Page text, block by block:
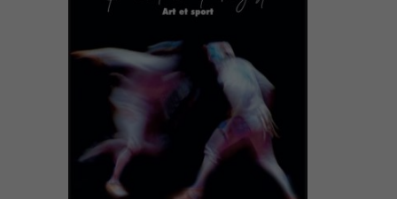
Découvrir Charenton